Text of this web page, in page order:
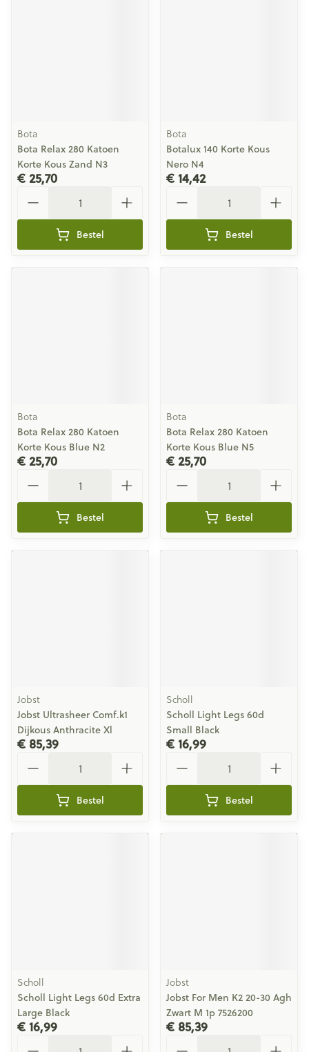
Bota
Bota Relax 280 Katoen
Korte Kous Zand N3
€ 25,70
Bestel
Bota
Botalux 140 Korte Kous
Nero N4
€ 14,42
Bestel
Bota
Bota Relax 280 Katoen
Korte Kous Blue N2
€ 25,70
Bestel
Bota
Bota Relax 280 Katoen
Korte Kous Blue N5
€ 25,70
Bestel
Jobst
Jobst Ultrasheer Comf.k1
Dijkous Anthracite Xl
€ 85,39
Bestel
Scholl
Scholl Light Legs 60d
Small Black
€ 16,99
Bestel
Scholl
Scholl Light Legs 60d Extra
Large Black
€ 16,99
Jobst
Jobst For Men K2 20-30 Agh
Zwart M 1p 7526200
€ 85,39